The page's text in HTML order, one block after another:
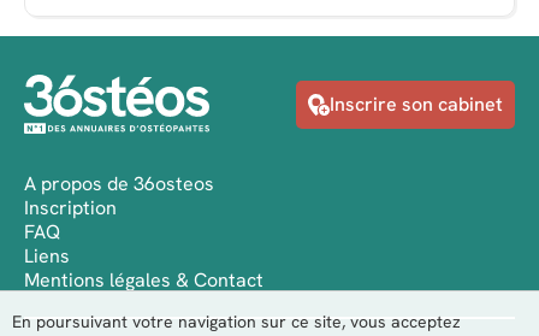
En poursuivant votre navigation sur ce site, vous acceptez
Inscrire son cabinet
A propos de 36osteos
Inscription
FAQ
Liens
Mentions légales & Contact